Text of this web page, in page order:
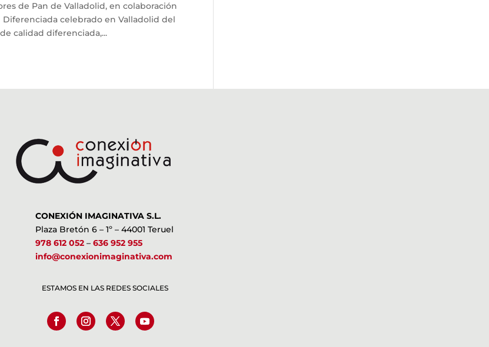
de Pan de Valladolid, en colaboración
Diferenciada celebrado en Valladolid del
calidad diferenciada,...
CONEXIÓN IMAGINATIVA S.L.
Plaza Bretón 6 – 1º – 44001 Teruel
978 612 052– 636 952 955
info@conexionimaginativa.com
ESTAMOS EN LAS REDES SOCIALES